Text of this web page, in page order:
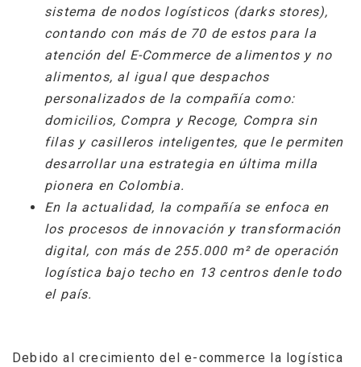
sistema de nodos logísticos (darks stores),
contando con más de 70 de estos para la
atención del E-Commerce de alimentos y no
alimentos, al igual que despachos
personalizados de la compañía como:
domicilios, Compra y Recoge, Compra sin
filas y casilleros inteligentes, que le permiten
desarrollar una estrategia en última milla
pionera en Colombia.
En la actualidad, la compañía se enfoca en
los procesos de innovación y transformación
digital, con más de 255.000 m² de operación
logística bajo techo en 13 centros denle todo
el país.
Debido al crecimiento del e-commerce la logística